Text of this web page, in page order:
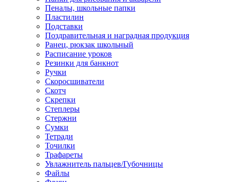
Пеналы, школьные папки
Пластилин
Подставки
Поздравительная и наградная продукция
Ранец, рюкзак школьный
Расписание уроков
Резинки для банкнот
Ручки
Скоросшиватели
Скотч
Скрепки
Степлеры
Стержни
Сумки
Тетради
Точилки
Трафареты
Увлажнитель пальцев/Губочницы
Файлы